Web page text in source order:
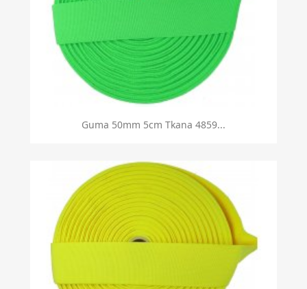
Guma 50mm 5cm Tkana 4859...